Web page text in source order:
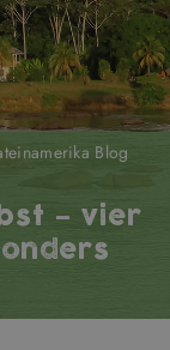
Blog
– vier